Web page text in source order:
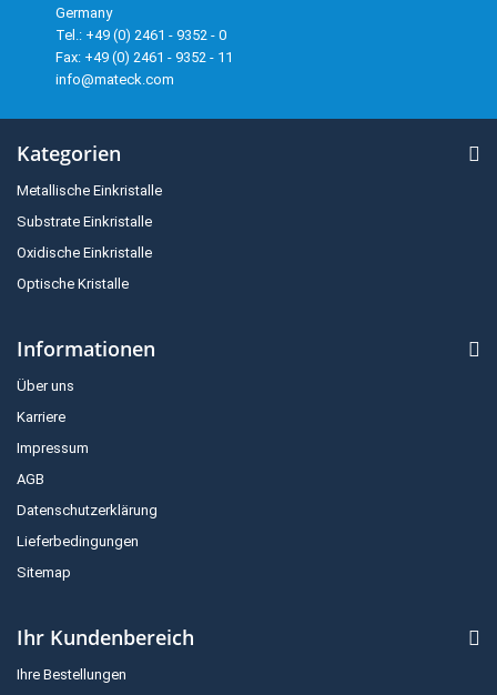
Germany
Tel.: +49 (0) 2461 - 9352 - 0
Fax: +49 (0) 2461 - 9352 - 11
info@mateck.com
Kategorien
Metallische Einkristalle
Substrate Einkristalle
Oxidische Einkristalle
Optische Kristalle
Informationen
Über uns
Karriere
Impressum
AGB
Datenschutzerklärung
Lieferbedingungen
Sitemap
Ihr Kundenbereich
Ihre Bestellungen